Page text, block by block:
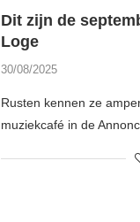
Dit zijn de
Loge
30/08/2025
Rusten kennen ze
muziekcafé in de